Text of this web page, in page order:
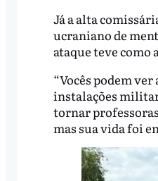
Já a alta
ucraniano de
ataque teve
“Vocês podem
instalações
tornar
mas sua vida foi